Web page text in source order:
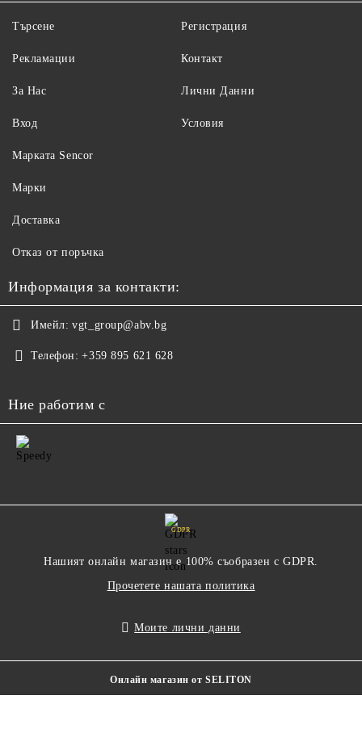
Търсене
Рекламации
За Нас
Вход
Регистрация
Контакт
Лични Данни
Условия
Maрката Sencor
Марки
Доставка
Отказ от поръчка
Информация за контакти:
Имейл: vgt_group@abv.bg
Телефон: +359 895 621 628
Ние работим с
GDPR
Нашият онлайн магазин е 100% съобразен с GDPR.
Прочетете нашата политика
Моите лични данни
Онлайн магазин от SELITON